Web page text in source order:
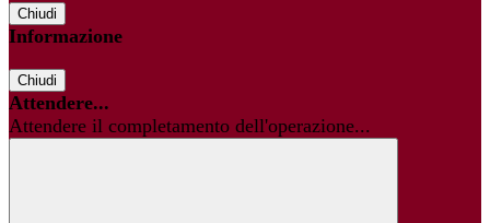
Chiudi
Informazione
Chiudi
Attendere...
Attendere il completamento dell'operazione...